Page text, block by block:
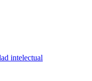
intelectual